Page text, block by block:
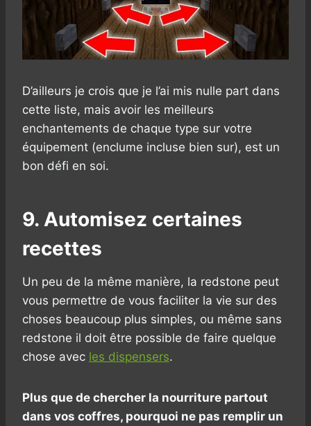
D’ailleurs je crois que je l’ai mis nulle part dans
cette liste, mais avoir les meilleurs
enchantements de chaque type sur votre
équipement (enclume incluse bien sur), est un
bon défi en soi.
9. Automisez certaines
recettes
Un peu de la même manière, la redstone peut
vous permettre de vous faciliter la vie sur des
choses beaucoup plus simples, ou même sans
redstone il doit être possible de faire quelque
chose avec les dispensers.
Plus que de chercher la nourriture partout
dans vos coffres, pourquoi ne pas remplir un